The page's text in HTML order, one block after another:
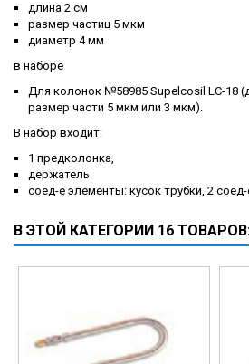
длина 2 см
размер частиц 5 мкм
диаметр 4 мм
в наборе
Для колонок №58985 Supelcosil LC-18
размер части 5 мкм или 3 мкм).
В набор входит:
1 предколонка,
держатель
соед-е элементы: кусок трубки, 2
В ЭТОЙ КАТЕГОРИИ 16